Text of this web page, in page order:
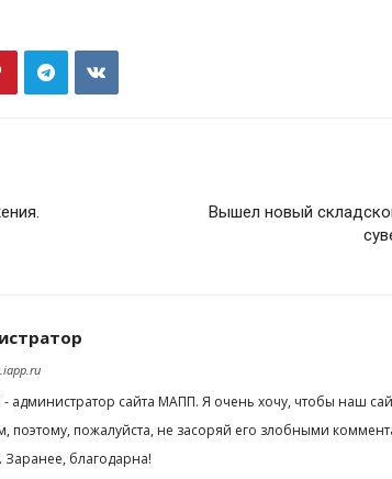
Вышел новый
- администратор сайта МАПП. Я очень хочу, чтобы наш
поэтому, пожалуйста, не засоряй его злобными
благодарна!